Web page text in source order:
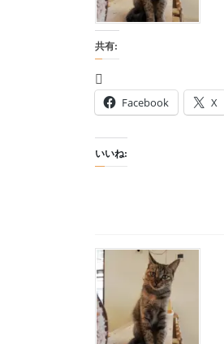
共有:
Facebook X
いいね: